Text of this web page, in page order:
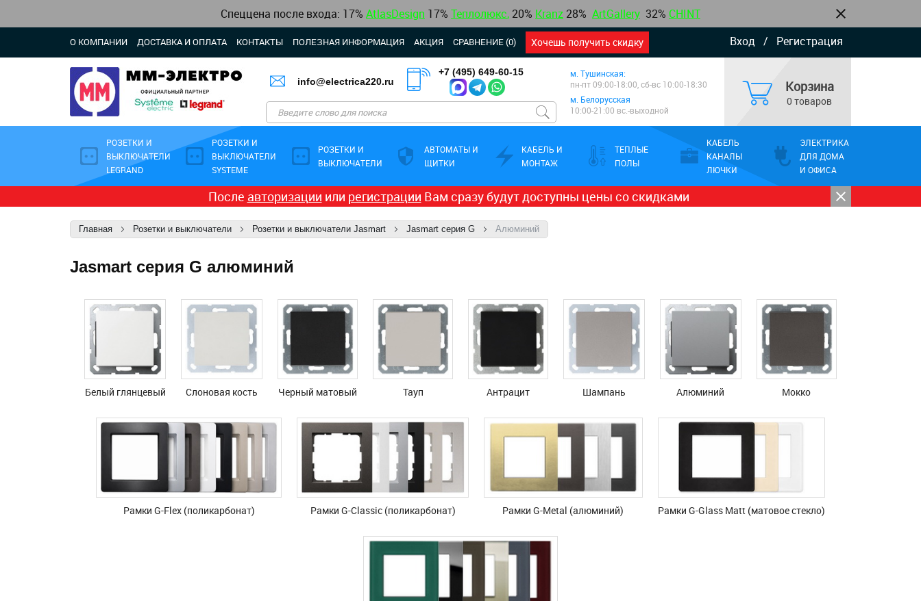
Спеццена после входа: 17% AtlasDesign 17% Теплолюкс, 20% Kranz 28% ArtGallery 32% CHINT
Вход / Регистрация
О КОМПАНИИ ДОСТАВКА И ОПЛАТА КОНТАКТЫ ПОЛЕЗНАЯ ИНФОРМАЦИЯ АКЦИЯ СРАВНЕНИЕ (0) Хочешь получить скидку
info@electrica220.ru
+7 (495) 649-60-15
м. Тушинская:
пн-пт 09:00-18:00, сб-вс 10:00-18:30
м. Белорусская
10:00-21:00 вс.-выходной
Корзина
0 товаров
РОЗЕТКИ И
ВЫКЛЮЧАТЕЛИ
LEGRAND
РОЗЕТКИ И
ВЫКЛЮЧАТЕЛИ
SYSTEME
РОЗЕТКИ И
ВЫКЛЮЧАТЕЛИ
АВТОМАТЫ И
ЩИТКИ
КАБЕЛЬ И
МОНТАЖ
ТЕПЛЫЕ
ПОЛЫ
КАБЕЛЬ
КАНАЛЫ
ЛЮЧКИ
ЭЛЕКТРИКА
ДЛЯ ДОМА
И ОФИСА
После авторизации или регистрации Вам сразу будут доступны цены со скидками
Главная Розетки и выключатели Розетки и выключатели Jasmart Jasmart серия G Алюминий
Jasmart серия G алюминий
Белый глянцевый Слоновая кость Черный матовый Тауп Антрацит Шампань Алюминий Мокко
Рамки G-Flex (поликарбонат) Рамки G-Classic (поликарбонат) Рамки G-Metal (алюминий) Рамки G-Glass Matt (матовое стекло)